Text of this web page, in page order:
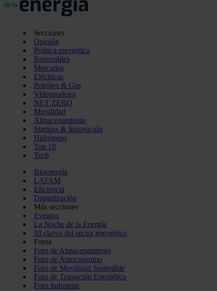
Secciones
Opinión
Política energética
Renovables
Mercados
Eléctricas
Petróleo & Gas
Videopodcast
NET ZERO
Movilidad
Almacenamiento
Startups & Innovación
Hidrógeno
Top 10
Tech
Bioenergía
LATAM
Eficiencia
Digitalización
Más secciones
Eventos
La Noche de la Energía
10 claves del sector energético
Foros
Foro de Almacenamiento
Foro de Autoconsumo
Foro de Movilidad Sostenible
Foro de Transición Energética
Foro Industrial